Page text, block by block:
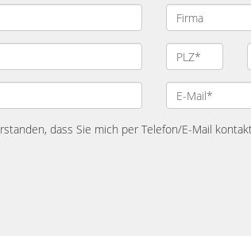
dass Sie mich per Telefon/E-Mail